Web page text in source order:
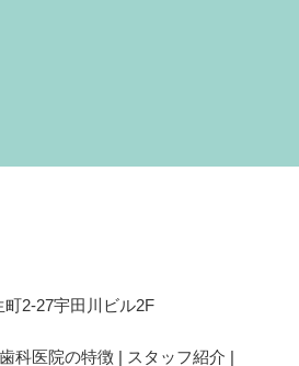
2-27宇田川ビル2F
科医院の特徴 スタッフ紹介